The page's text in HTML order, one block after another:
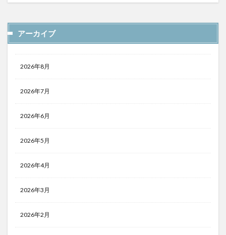
アーカイブ
2026年8月
2026年7月
2026年6月
2026年5月
2026年4月
2026年3月
2026年2月